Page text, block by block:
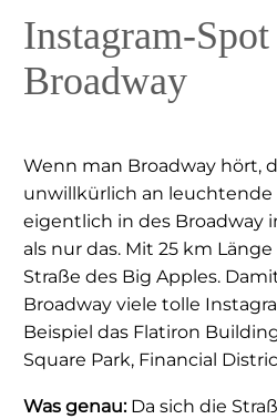
Instagram-Spot
Broadway
Wenn man Broadway hört,
unwillkürlich an leuchtende
eigentlich in des Broadway
als nur das. Mit 25 km
Straße des Big Apples.
Broadway viele tolle
Beispiel das Flatiron
Square Park, Financial
Was genau:Da sich die